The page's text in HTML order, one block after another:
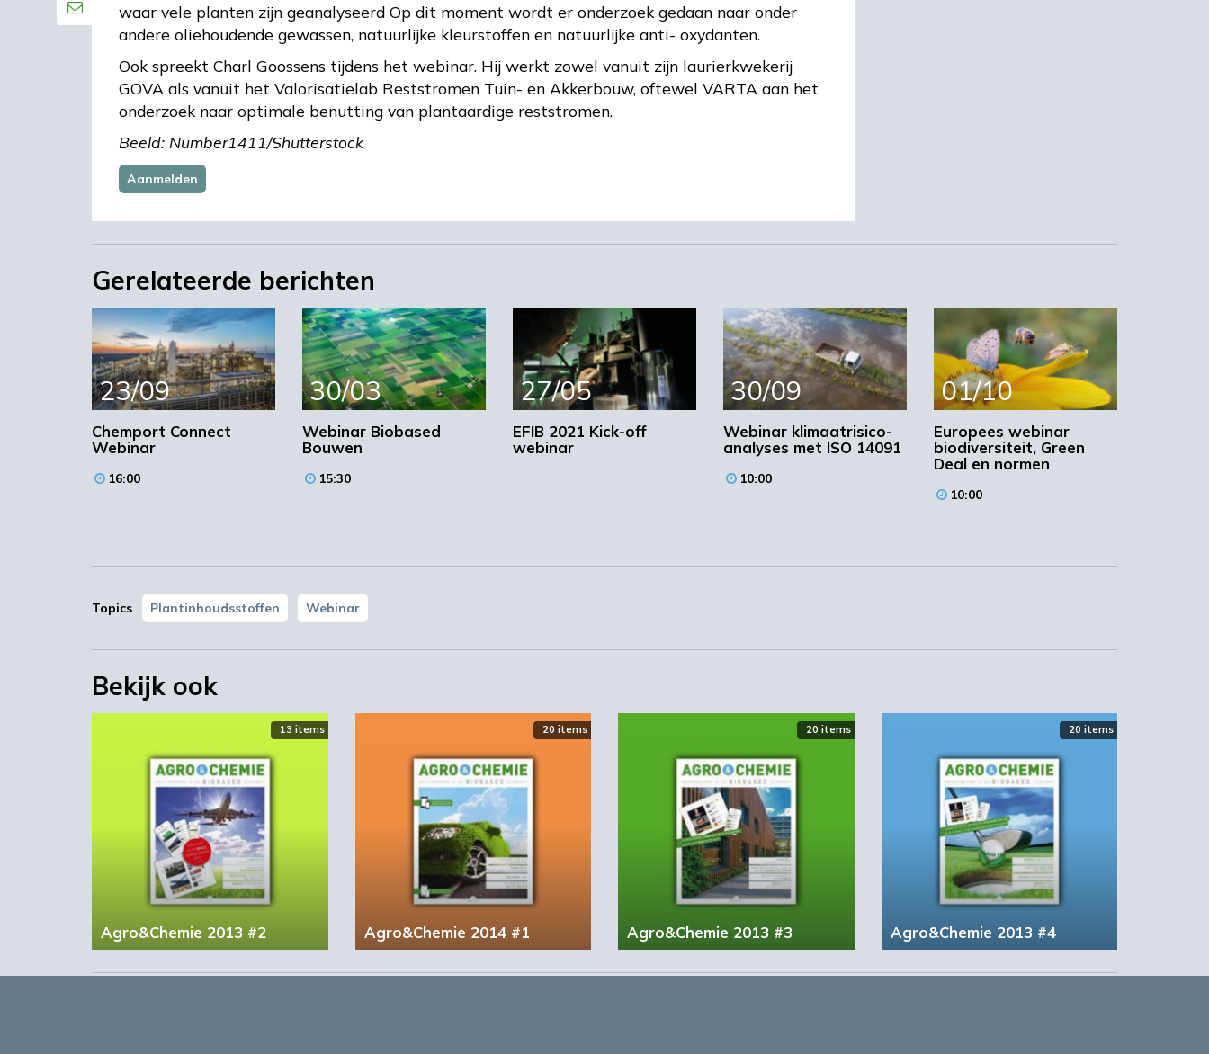
waar vele planten zijn geanalyseerd Op dit moment wordt er onderzoek gedaan naar onder
andere oliehoudende gewassen, natuurlijke kleurstoffen en natuurlijke anti- oxydanten.
Ook spreekt Charl Goossens tijdens het webinar. Hij werkt zowel vanuit zijn laurierkwekerij
GOVA als vanuit het Valorisatielab Reststromen Tuin- en Akkerbouw, oftewel VARTA aan het
onderzoek naar optimale benutting van plantaardige reststromen.
Beeld: Number1411/Shutterstock
Aanmelden
Gerelateerde berichten
23/09
Chemport Connect
Webinar
16:00
30/03
Webinar Biobased
Bouwen
15:30
27/05
EFIB 2021 Kick-off
webinar
30/09
Webinar klimaatrisico-
analyses met ISO 14091
10:00
01/10
Europees webinar
biodiversiteit, Green
Deal en normen
10:00
Topics Plantinhoudsstoffen Webinar
Bekijk ook
13 items
Agro&Chemie 2013 #2
20 items
Agro&Chemie 2014 #1
20 items
Agro&Chemie 2013 #3
20 items
Agro&Chemie 2013 #4